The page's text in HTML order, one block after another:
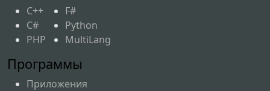
C++
C#
PHP
F#
Python
MultiLang
Программы
Приложения